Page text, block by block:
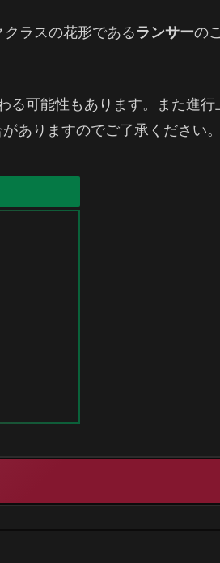
ラスの花形である ランサーの
る可能性もあります。また進行
ありますのでご了承ください。